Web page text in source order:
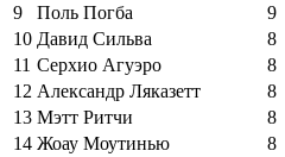
9
Поль Погба
9
10 Давид Сильва
8
11 Серхио Агуэро
8
12 Александр Ляказетт
8
13 Мэтт Ритчи
8
14 Жоау Моутинью
8